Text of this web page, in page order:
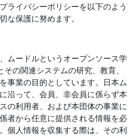
ライバシーポリシーを以下のよう
な保護に努めます。
ムードルというオープンソース学
その関連システムの研究、教育、
事業の目的としています。日本ム
沿って、会員、非会員に係らず本
の利用者、および本団体の事業に
者から任意に提供される情報を必
個人情報を収集する際は、その利